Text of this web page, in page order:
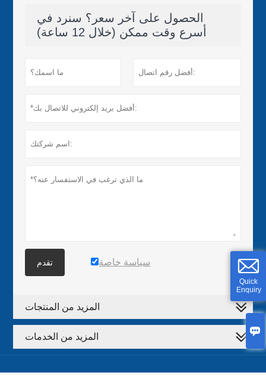

Quick
Enquiry
الحصول على آخر سعر؟ سنرد في
أسرع وقت ممكن (خلال 12 ساعة)
تقدم سياسة خاصة
المزيد من المنتجات
المزيد من الخدمات